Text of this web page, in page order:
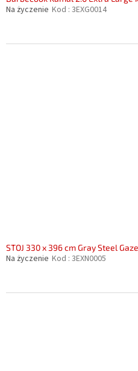
Na życzenie Kod : 3EXG0014
STOJ 330 x 396 cm Gray Steel
Na życzenie Kod : 3EXN0005